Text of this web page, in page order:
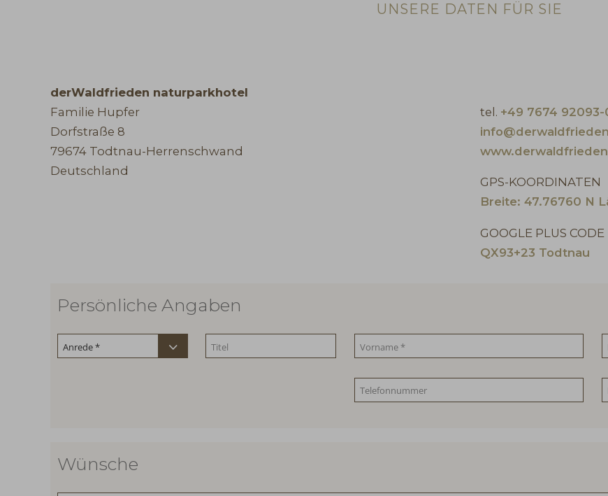
UNSERE DATEN FÜR SIE
derWaldfrieden naturparkhotel
Familie Hupfer
Dorfstraße 8
79674 Todtnau-Herrenschwand
Deutschland
tel. +49 7674 92093-
GPS-KOORDINATEN
Breite: 47.76760 N
GOOGLE PLUS CODE
QX93+23 Todtnau
Persönliche Angaben
Wünsche